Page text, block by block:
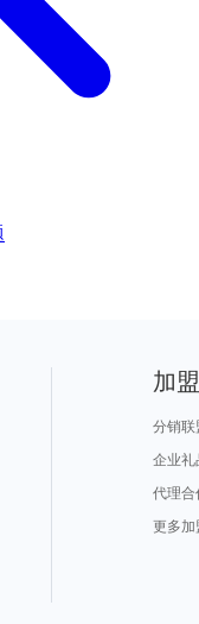
加
分销联
企业礼
代理合
更多加